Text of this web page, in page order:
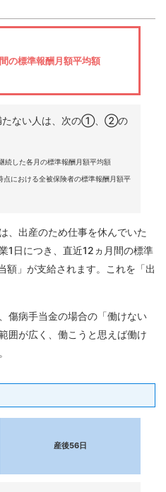
の標準報酬月額平均額
たない人は、次の①、②の
した各月の標準報酬月額平均額
における全被保険者の標準報酬月額平
、出産のため仕事を休んでいた
1日につき、直近12ヵ月間の標準
」が支給されます。これを「出
傷病手当金の場合の「働けない
囲が広く、働こうと思えば働け
産後56日